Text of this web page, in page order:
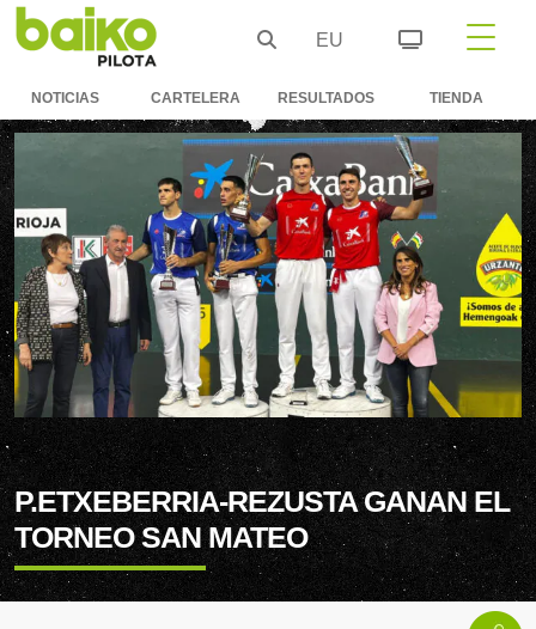
EU
NOTICIAS CARTELERA RESULTADOS TIENDA
P.ETXEBERRIA-REZUSTA GANAN EL
TORNEO SAN MATEO